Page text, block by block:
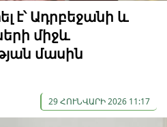
է՝ Ադրբեջանի և
միջև
մասին
29 ՀՈՒՆՎԱՐԻ 2026 11:17